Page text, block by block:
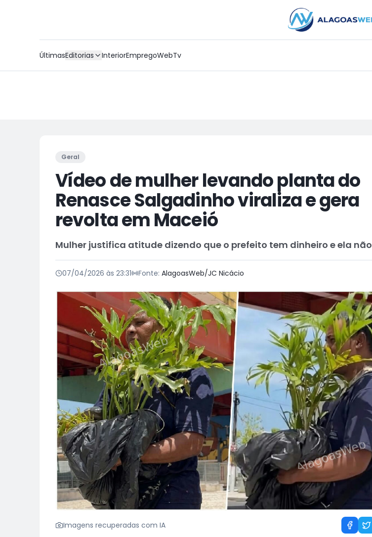
ÚltimasEditorias InteriorEmpregoWebTv
PUBLICIDADE
Geral
Vídeo de mulher levando planta do
Renasce Salgadinho viraliza e gera
revolta em Maceió
Mulher justifica atitude dizendo que o prefeito tem dinheiro e ela não
07/04/2026 às 23:31 Fonte: AlagoasWeb/JC Nicácio
Imagens recuperadas com IA